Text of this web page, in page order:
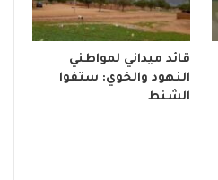
قائد ميداني لمواطني
النهود والخوي: ستفوا
الشنط